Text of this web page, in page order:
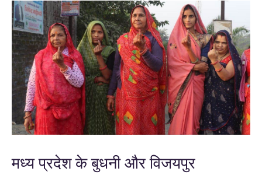
मध्य प्रदेश के बुधनी और विजयपुर